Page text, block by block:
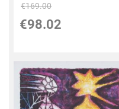
€169.00
€98.02